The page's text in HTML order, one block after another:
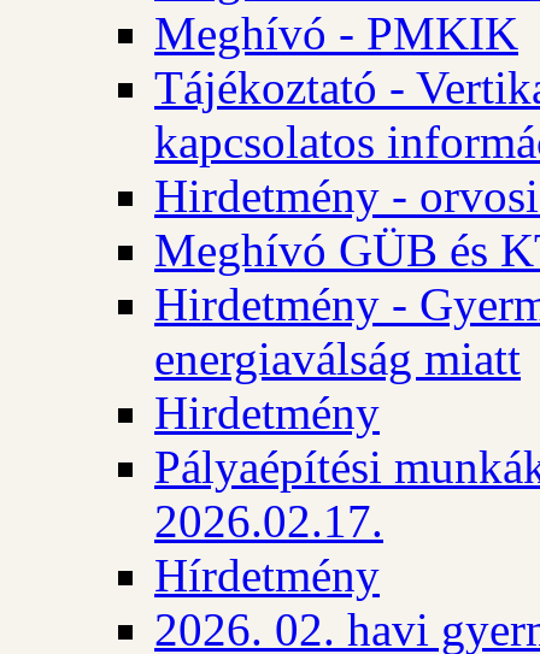
Meghívó - PMKIK
Tájékoztató -
kapcsolatos
Hirdetmény -
Meghívó GÜB és
Hirdetmény -
energiaválság miatt
Hirdetmény
Pályaépítési
2026.02.17.
Hírdetmény
2026. 02. havi